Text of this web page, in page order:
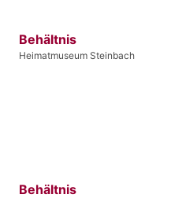
Behältnis
Heimatmuseum Steinbach
Behältnis